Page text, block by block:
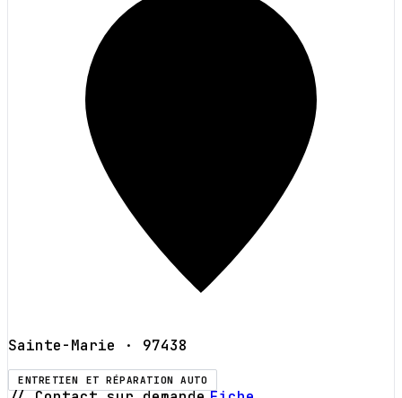
Sainte-Marie · 97438
ENTRETIEN ET RÉPARATION AUTO